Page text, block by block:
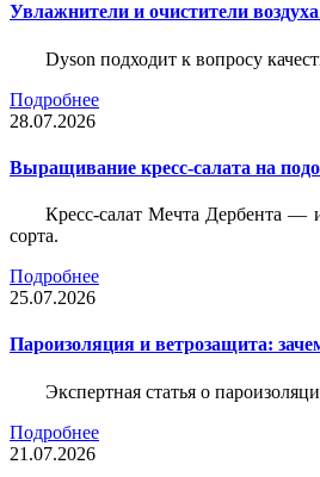
Увлажнители и очистители
Dyson подходит к вопросу
Подробнее
28.07.2026
Выращивание кресс-салата на
Кресс-салат Мечта Дербента —
сорта.
Подробнее
25.07.2026
Пароизоляция и ветрозащита:
Экспертная статья о
Подробнее
21.07.2026